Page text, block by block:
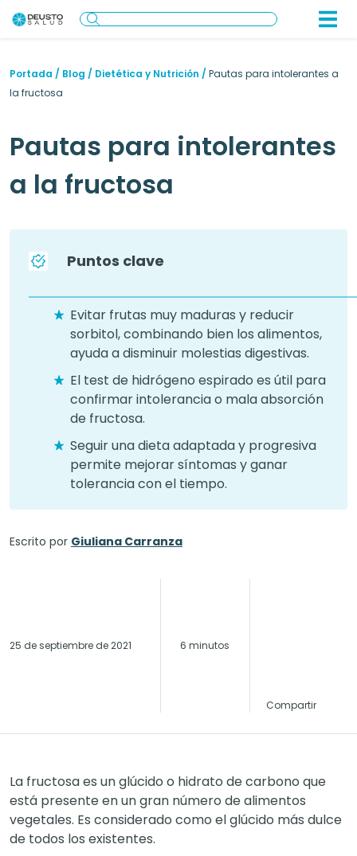
Portada / Blog / Dietética y Nutrición / Pautas para intolerantes a
la fructosa
Pautas para intolerantes
a la fructosa
Puntos clave
Evitar frutas muy maduras y reducir
sorbitol, combinando bien los alimentos,
ayuda a disminuir molestias digestivas.
El test de hidrógeno espirado es útil para
confirmar intolerancia o mala absorción
de fructosa.
Seguir una dieta adaptada y progresiva
permite mejorar síntomas y ganar
tolerancia con el tiempo.
Escrito por Giuliana Carranza
25 de septiembre de 2021 6 minutos
Compartir
La fructosa es un glúcido o hidrato de carbono que
está presente en un gran número de alimentos
vegetales. Es considerado como el glúcido más dulce
de todos los existentes.